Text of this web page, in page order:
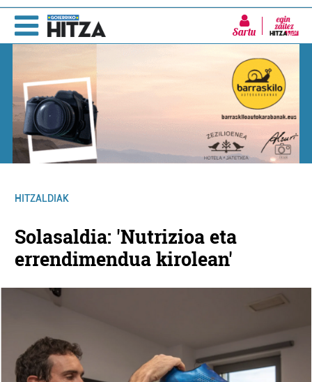
Sartu
HITZALDIAK
Solasaldia: 'Nutrizioa eta
errendimendua kirolean'